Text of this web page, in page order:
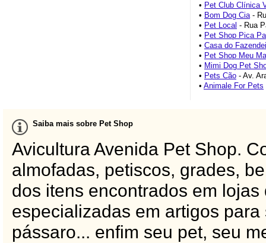
• Pet Club Clínica
• Bom Dog Cia-
• Pet Local - Rua
• Pet Shop Pica
• Casa do
• Pet Shop Meu
• Mimi Dog Pet
• Pets Cão - Av.
• Animale For Pets
Saiba mais sobre Pet Shop
Avicultura Avenida Pet Shop.
almofadas, petiscos, grades,
dos itens encontrados em
especializadas em artigos
pássaro... enfim seu pet, seu